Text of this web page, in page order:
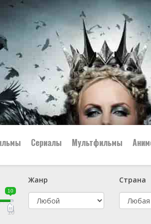
👨‍✈️ Военный
Сериалы Мультфильмы
10
10
Жанр
Страна